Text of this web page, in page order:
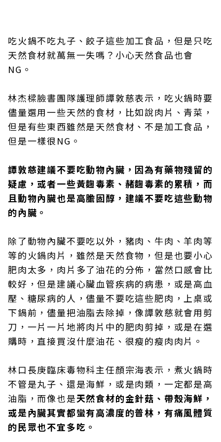
吃火鍋不吃丸子、餃子這些加工食品，但是只吃
天然食材就萬無一失嗎？小心天然食品也會
NG。
林杰樑臉書團隊護理師譚敦慈表示，吃火鍋時要
儘量選用一些天然的食材，比如說肉片、青菜，
但是有些東西雖然是天然食材、不是加工食品，
但是一樣很NG。
譚敦慈建議不要吃動物內臟，因為有藥物殘留的
疑慮，或者一些黃麴毒素、赭麴毒素的累積，而
且動物內臟也是高膽固醇，建議不要吃這些動物
的內臟。
除了動物內臟不要吃以外，豬肉、牛肉、羊肉等
等的火鍋肉片，雖然是天然食物，但是也要小心
肥肉太多，肉片多了油花的分佈，當然口感會比
較好，但是建議心臟血管疾病的病患，或是高血
壓、糖尿病的人，儘量不要吃這些肥肉，上桌或
下鍋前，儘量把油脂去除掉，像譚敦慈就會用剪
刀，一片一片地將肉片中的肥肉剪掉，或是在選
購時，直接買沒什麼油花、很瘦的瘦肉肉片。
林口長庚臨床毒物科主任顏宗海表示，煮火鍋時
不管是丸子、還是海鮮，或是肉類，一定都是高
油脂，而像也是天然食材的金針菇、帶殼海鮮，
或是內臟其實都蠻有高濃度的普林，有痛風體質
的民眾也不宜多吃。